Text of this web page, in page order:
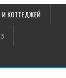
КОТТЕДЖЕЙ